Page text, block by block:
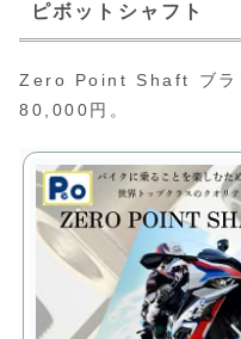
ピボットシャフト
Zero Point Shaft ブラ
80,000円。